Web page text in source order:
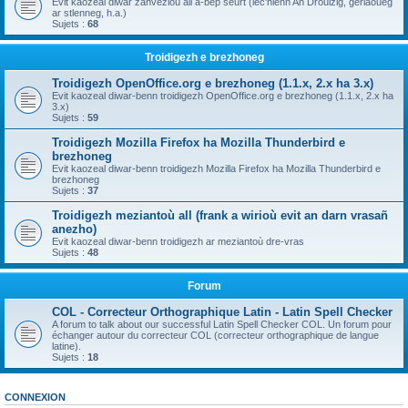
ar stlenneg, h.a.)
Sujets : 68
Troidigezh e brezhoneg
Troidigezh OpenOffice.org e brezhoneg (1.1.x, 2.x ha 3.x)
Evit kaozeal diwar-benn troidigezh OpenOffice.org e brezhoneg (1.1.x, 2.x ha
3.x)
Sujets : 59
Troidigezh Mozilla Firefox ha Mozilla Thunderbird e
brezhoneg
Evit kaozeal diwar-benn troidigezh Mozilla Firefox ha Mozilla Thunderbird e
brezhoneg
Sujets : 37
Troidigezh meziantoù all (frank a wirioù evit an darn vrasañ
anezho)
Evit kaozeal diwar-benn troidigezh ar meziantoù dre-vras
Sujets : 48
Forum
COL - Correcteur Orthographique Latin - Latin Spell Checker
A forum to talk about our successful Latin Spell Checker COL. Un forum pour
échanger autour du correcteur COL (correcteur orthographique de langue
latine).
Sujets : 18
CONNEXION